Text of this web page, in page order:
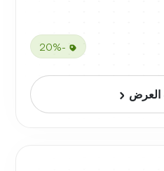
-20%
العرض